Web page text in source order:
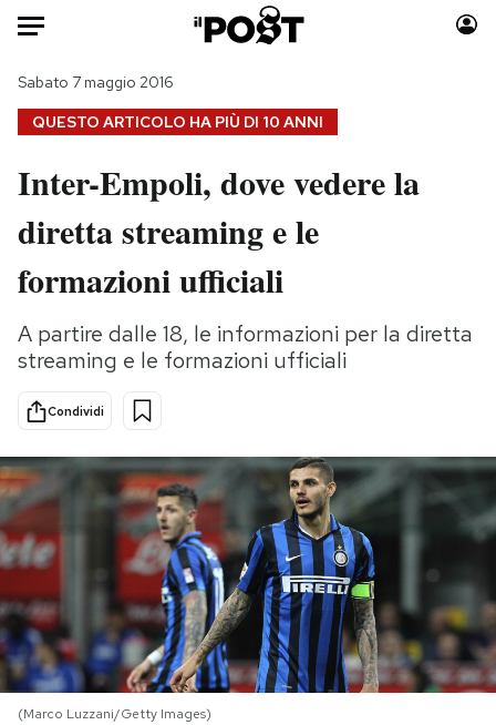
HOME
Italia
Politica
Tecnologia
Scienza
Cultura
Economia
Moda
Consumismi
Storie/Idee
Media
PODCAST
NEWSLETTER
I MIEI PREFERITI
QUESTO ARTICOLO HA PIÙ DI 10 ANNI
Sabato 7 maggio 2016
Inter-Empoli, dove vedere la
diretta streaming e le
formazioni ufficiali
A partire dalle 18, le informazioni per la diretta
streaming e le formazioni ufficiali
Condividi
(Marco Luzzani/Getty Images)